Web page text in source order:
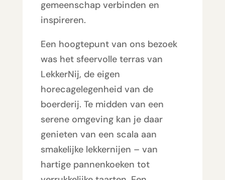
gemeenschap verbinden en
inspireren.
Een hoogtepunt van ons bezoek
was het sfeervolle terras van
LekkerNij, de eigen
horecagelegenheid van de
boerderij. Te midden van een
serene omgeving kan je daar
genieten van een scala aan
smakelijke lekkernijen – van
hartige pannenkoeken tot